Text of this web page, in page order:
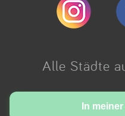
In
Alle Städte
Made with